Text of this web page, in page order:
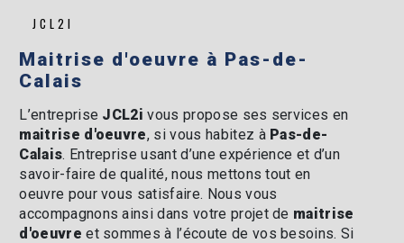
JCL2I
maitrise d'oeuvre à Pas-de-
Calais
L’entreprise JCL2i vous propose ses services en
maitrise d'oeuvre, si vous habitez à Pas-de-
Calais. Entreprise usant d’une expérience et d’un
savoir-faire de qualité, nous mettons tout en
oeuvre pour vous satisfaire. Nous vous
accompagnons ainsi dans votre projet de maitrise
d'oeuvre et sommes à l’écoute de vos besoins. Si